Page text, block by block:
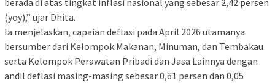
berada di atas tingkat inflasi nasional yang sebesar 2,42 persen
(yoy),” ujar Dhita.
Ia menjelaskan, capaian deflasi pada April 2026 utamanya
bersumber dari Kelompok Makanan, Minuman, dan Tembakau
serta Kelompok Perawatan Pribadi dan Jasa Lainnya dengan
andil deflasi masing-masing sebesar 0,61 persen dan 0,05